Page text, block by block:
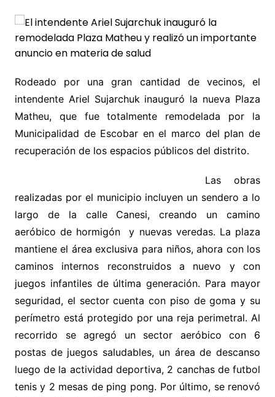
Rodeado por una gran cantidad de vecinos, el
intendente Ariel Sujarchuk inauguró la nueva Plaza
Matheu, que fue totalmente remodelada por la
Municipalidad de Escobar en el marco del plan de
recuperación de los espacios públicos del distrito.
Las obras
realizadas por el municipio incluyen un sendero a lo
largo de la calle Canesi, creando un camino
aeróbico de hormigón y nuevas veredas. La plaza
mantiene el área exclusiva para niños, ahora con los
caminos internos reconstruidos a nuevo y con
juegos infantiles de última generación. Para mayor
seguridad, el sector cuenta con piso de goma y su
perímetro está protegido por una reja perimetral. Al
recorrido se agregó un sector aeróbico con 6
postas de juegos saludables, un área de descanso
luego de la actividad deportiva, 2 canchas de futbol
tenis y 2 mesas de ping pong. Por último, se renovó